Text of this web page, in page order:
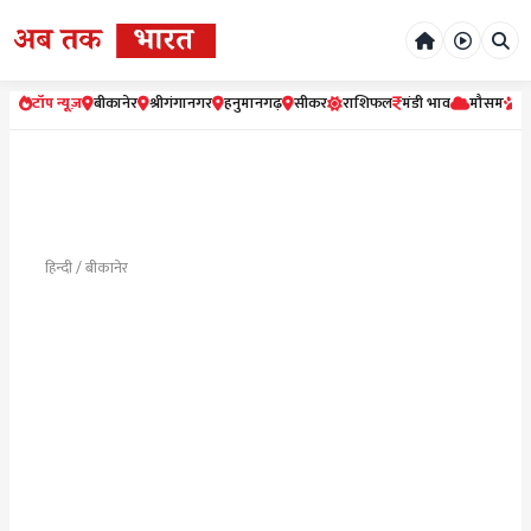
टॉप न्यूज़ बीकानेर श्रीगंगानगर हनुमानगढ़ सीकर राशिफल मंडी भाव मौसम
हिन्दी / बीकानेर